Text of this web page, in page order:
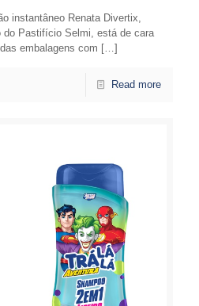
instantâneo Renata Divertix,
do Pastifício Selmi, está de cara
embalagens com […]
Read more